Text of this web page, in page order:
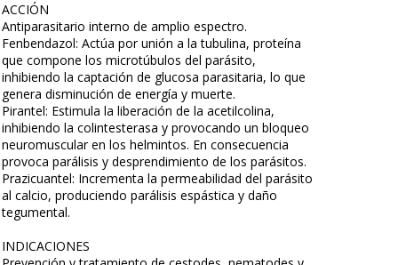
ACCIÓN
Antiparasitario interno de amplio espectro.
Fenbendazol: Actúa por unión a la tubulina, proteína
que compone los microtúbulos del parásito,
inhibiendo la captación de glucosa parasitaria, lo que
genera disminución de energía y muerte.
Pirantel: Estimula la liberación de la acetilcolina,
inhibiendo la colintesterasa y provocando un bloqueo
neuromuscular en los helmintos. En consecuencia
provoca parálisis y desprendimiento de los parásitos.
Prazicuantel: Incrementa la permeabilidad del parásito
al calcio, produciendo parálisis espástica y daño
tegumental.
INDICACIONES